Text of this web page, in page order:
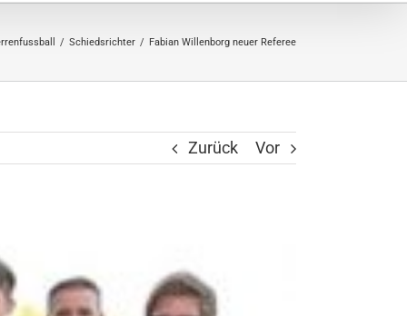
/ Schiedsrichter / Fabian Willenborg neuer Referee
Zurück Vor